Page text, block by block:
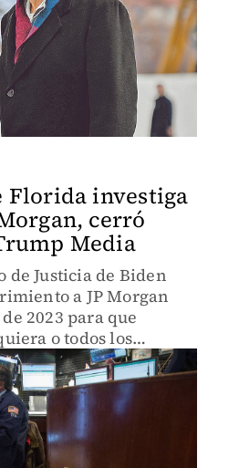
Florida investiga
cerró
Media
de Justicia de Biden
a JP Morgan
2023 para que
o todos los
Media